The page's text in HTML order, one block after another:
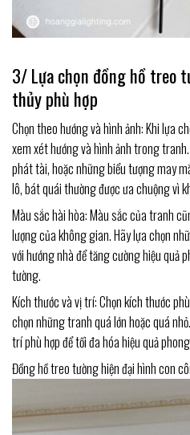
3/ Lựa chọn đồng hồ treo
thủy phù hợp
Chọn theo hướng và hình ảnh: Khi lựa
xem xét hướng và hình ảnh trong
phát tài, hoặc những biểu tượng may
lô, bát quái thường được ưa chuộng vì
Màu sắc hài hòa: Màu sắc của tranh
lượng của không gian. Hãy lựa chọn
với hướng nhà để tăng cường hiệu quả
tường.
Kích thước và vị trí: Chọn kích thước
chọn những tranh quá lớn hoặc quá
trí phù hợp để tối đa hóa hiệu quả
Đồng hồ treo tường hiện đại hình con